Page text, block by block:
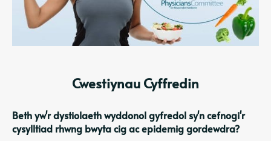
Cwestiynau Cyffredin
Beth yw'r dystiolaeth wyddonol gyfredol sy'n cefnogi'r
cysylltiad rhwng bwyta cig ac epidemig gordewdra?